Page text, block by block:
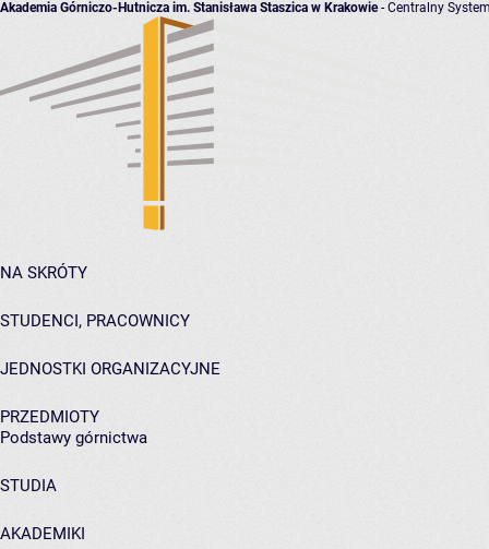
Akademia Górniczo-Hutnicza im. Stanisława Staszica w Krakowie- Centralny
NA SKRÓTY
STUDENCI, PRACOWNICY
JEDNOSTKI ORGANIZACYJNE
PRZEDMIOTY
Podstawy górnictwa
STUDIA
AKADEMIKI